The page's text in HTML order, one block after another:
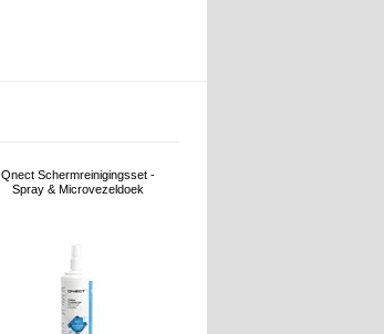
Qnect Schermreinigingsset -
Spray & Microvezeldoek